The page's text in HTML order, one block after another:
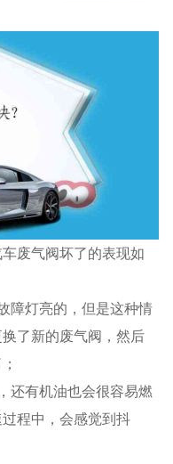
废气阀坏了的表现如
障灯亮的，但是这种情
了新的废气阀，然后
还有机油也会很容易燃
程中，会感觉到抖